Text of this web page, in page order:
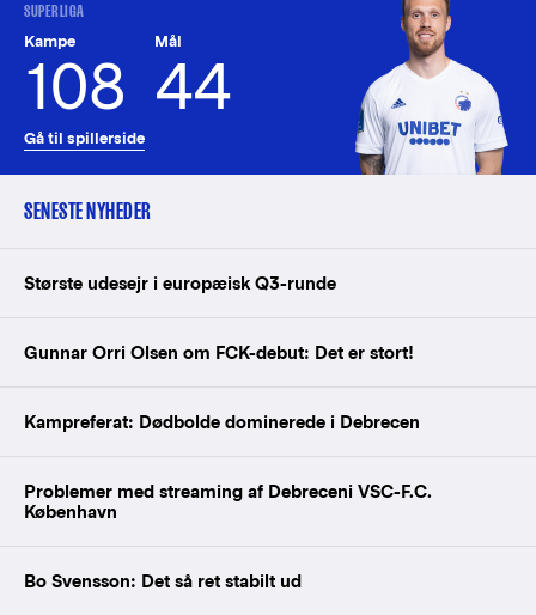
SUPERLIGA
Kampe
108
Mål
44
Gå til spillerside
SENESTE NYHEDER
Største udesejr i europæisk Q3-runde
Gunnar Orri Olsen om FCK-debut: Det er stort!
Kampreferat: Dødbolde dominerede i Debrecen
Problemer med streaming af Debreceni VSC-F.C.
København
Bo Svensson: Det så ret stabilt ud